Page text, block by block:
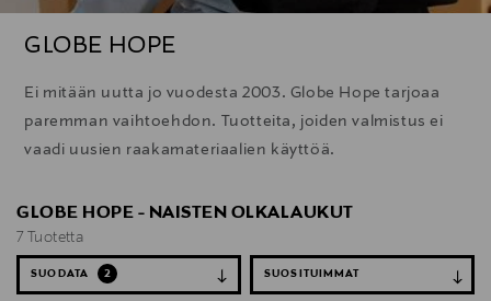
GLOBE HOPE
Ei mitään uutta jo vuodesta 2003. Globe Hope tarjoaa
paremman vaihtoehdon. Tuotteita, joiden valmistus ei
vaadi uusien raakamateriaalien käyttöä.
GLOBE HOPE - NAISTEN OLKALAUKUT
7 Tuotetta
SUODATA 2